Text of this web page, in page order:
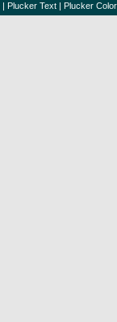
| Plucker Text | Plucker Color